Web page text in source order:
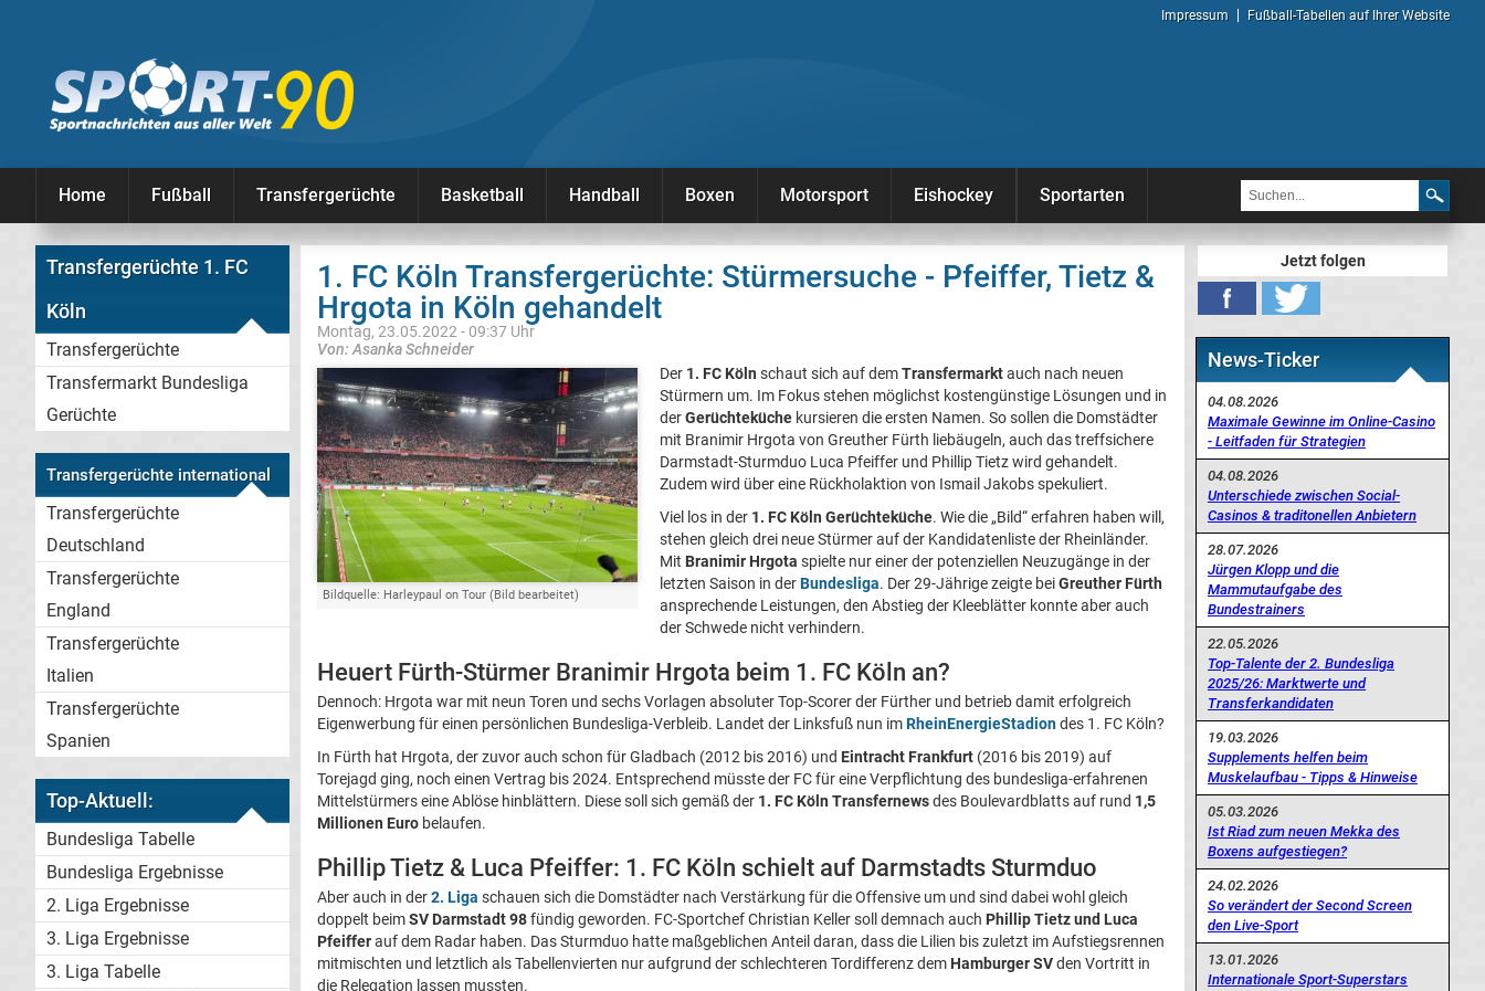
Impressum Fußball-Tabellen auf Ihrer Website
Home Fußball Transfergerüchte Basketball Handball Boxen Motorsport Eishockey Sportarten
Transfergerüchte 1. FC
Köln
Transfergerüchte
Transfermarkt Bundesliga
Gerüchte
Transfergerüchte international
Transfergerüchte
Deutschland
Transfergerüchte
England
Transfergerüchte
Italien
Transfergerüchte
Spanien
Top-Aktuell:
Bundesliga Tabelle
Bundesliga Ergebnisse
2. Liga Ergebnisse
3. Liga Ergebnisse
3. Liga Tabelle
1. FC Köln Transfergerüchte: Stürmersuche - Pfeiffer, Tietz &
Hrgota in Köln gehandelt
Montag, 23.05.2022 - 09:37 Uhr
Von: Asanka Schneider
Bildquelle: Harleypaul on Tour (Bild bearbeitet)
Der 1. FC Köln schaut sich auf demTransfermarktauch nach neuen
Stürmern um. Im Fokus stehen möglichst kostengünstige Lösungen und in
derGerüchteküche kursieren die ersten Namen. So sollen die Domstädter
mit Branimir Hrgota von Greuther Fürth liebäugeln, auch das treffsichere
Darmstadt-Sturmduo Luca Pfeiffer und Phillip Tietz wird gehandelt.
Zudem wird über eine Rückholaktion von Ismail Jakobs spekuliert.
Viel los in der 1. FC Köln Gerüchteküche. Wie die „Bild“ erfahren haben will,
stehen gleich drei neue Stürmer auf der Kandidatenliste der Rheinländer.
Mit Branimir Hrgota spielte nur einer der potenziellen Neuzugänge in der
letzten Saison in derBundesliga. Der 29-Jährige zeigte beiGreuther Fürth
ansprechende Leistungen, den Abstieg der Kleeblätter konnte aber auch
der Schwede nicht verhindern.
Heuert Fürth-Stürmer Branimir Hrgota beim 1. FC Köln an?
Dennoch: Hrgota war mit neun Toren und sechs Vorlagen absoluter Top-Scorer der Fürther und betrieb damit erfolgreich
Eigenwerbung für einen persönlichen Bundesliga-Verbleib. Landet der Linksfuß nun imRheinEnergieStadiondes 1. FC Köln?
In Fürth hat Hrgota, der zuvor auch schon für Gladbach (2012 bis 2016) und Eintracht Frankfurt (2016 bis 2019) auf
Torejagd ging, noch einen Vertrag bis 2024. Entsprechend müsste der FC für eine Verpflichtung des bundesliga-erfahrenen
Mittelstürmers eine Ablöse hinblättern. Diese soll sich gemäß der 1. FC Köln Transfernewsdes Boulevardblatts auf rund 1,5
Millionen Euro belaufen.
Phillip Tietz & Luca Pfeiffer: 1. FC Köln schielt auf Darmstadts Sturmduo
Aber auch in der2. Liga schauen sich die Domstädter nach Verstärkung für die Offensive um und sind dabei wohl gleich
doppelt beimSV Darmstadt 98fündig geworden. FC-Sportchef Christian Keller soll demnach auch Phillip Tietz und Luca
Pfeifferauf dem Radar haben. Das Sturmduo hatte maßgeblichen Anteil daran, dass die Lilien bis zuletzt im Aufstiegsrennen
mitmischten und letztlich als Tabellenvierten nur aufgrund der schlechteren Tordifferenz dem Hamburger SVden Vortritt in
die Relegation lassen mussten.
Jetzt folgen
News-Ticker
04.08.2026
Maximale Gewinne im Online-Casino
- Leitfaden für Strategien
04.08.2026
Unterschiede zwischen Social-
Casinos & traditonellen Anbietern
28.07.2026
Jürgen Klopp und die
Mammutaufgabe des
Bundestrainers
22.05.2026
Top-Talente der 2. Bundesliga
2025/26: Marktwerte und
Transferkandidaten
19.03.2026
Supplements helfen beim
Muskelaufbau - Tipps & Hinweise
05.03.2026
Ist Riad zum neuen Mekka des
Boxens aufgestiegen?
24.02.2026
So verändert der Second Screen
den Live-Sport
13.01.2026
Internationale Sport-Superstars